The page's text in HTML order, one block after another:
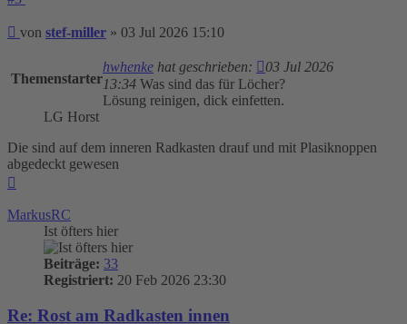
Beitrag
von stef-miller » 03 Jul 2026 15:10
Themenstarter
hwhenke hat geschrieben:
03 Jul 2026
13:34 Was sind das für Löcher?
Lösung reinigen, dick einfetten.
LG Horst
Die sind auf dem inneren Radkasten drauf und mit Plasiknoppen
abgedeckt gewesen
MarkusRC
Ist öfters hier
Beiträge: 33
Registriert: 20 Feb 2026 23:30
Re: Rost am Radkasten innen